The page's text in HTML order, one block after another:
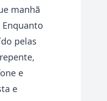
manhã
pelas
e
e